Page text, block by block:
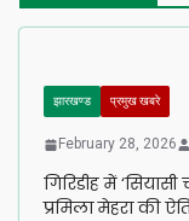
झारखण्ड प्रमुख खबरे
February 28, 2026
गिरिडीह में
प्रमिला मेहरा की